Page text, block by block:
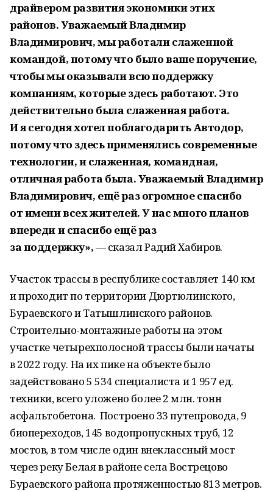
драйвером развития экономики этих
районов. Уважаемый Владимир
Владимирович, мы работали слаженной
командой, потому что было ваше поручение,
чтобы мы оказывали всю поддержку
компаниям, которые здесь работают. Это
действительно была слаженная работа.
И я сегодня хотел поблагодарить Автодор,
потому что здесь применялись современные
технологии, и слаженная, командная,
отличная работа была. Уважаемый Владимир
Владимирович, ещё раз огромное спасибо
от имени всех жителей. У нас много планов
впереди и спасибо ещё раз
за поддержку»,— сказал Радий Хабиров.
Участок трассы в республике составляет 140 км
и проходит по территории Дюртюлинского,
Бураевского и Татышлинского районов.
Строительно-монтажные работы на этом
участке четырехполосной трассы были начаты
в 2022 году. На их пике на объекте было
задействовано 5 534 специалиста и 1 957 ед.
техники, всего уложено более 2 млн. тонн
асфальтобетона. Построено 33 путепровода, 9
биопереходов, 145 водопропускных труб, 12
мостов, в том числе один внеклассный мост
через реку Белая в районе села Вострецово
Бураевского района протяженностью 813 метров.